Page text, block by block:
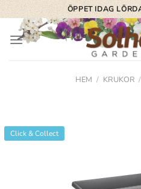
Skip
to
content
ÖPPET IDAG
HEM / KRUKOR /
Click & Collect